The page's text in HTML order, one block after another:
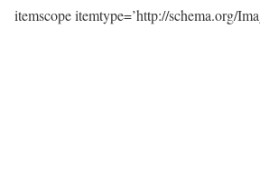
itemscope itemtype=’http://schema.org/